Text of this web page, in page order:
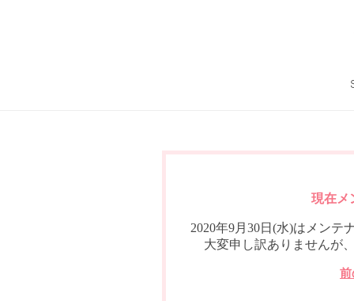
現在メ
2020年9月30日(水)はメンテ
大変申し訳ありませんが
前